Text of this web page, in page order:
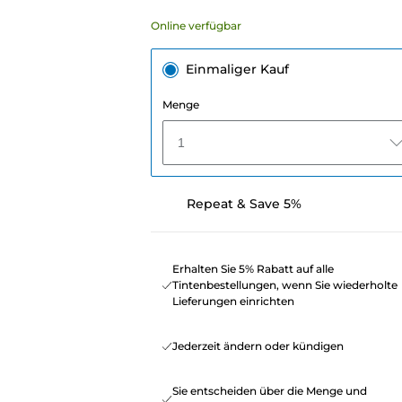
Online verfügbar
Einmaliger Kauf
Menge
1
Repeat & Save 5%
Erhalten Sie 5% Rabatt auf alle
Tintenbestellungen, wenn Sie wiederholte
Lieferungen einrichten
Jederzeit ändern oder kündigen
Sie entscheiden über die Menge und